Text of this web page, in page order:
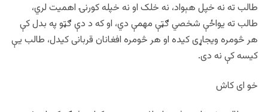
طالب ته نه خپل هېواد، نه خلک او نه خپله کورنۍ اهمیت لري،
طالب ته یواځې شخصي ګټې مهمې دي، او که د دې ګټو په بدل کې
هر څومره ویجاړی کیده او هر څومره افغانان قربانی کیدل، طالب یې
کیسه کې نه دی.
خو ای کاش